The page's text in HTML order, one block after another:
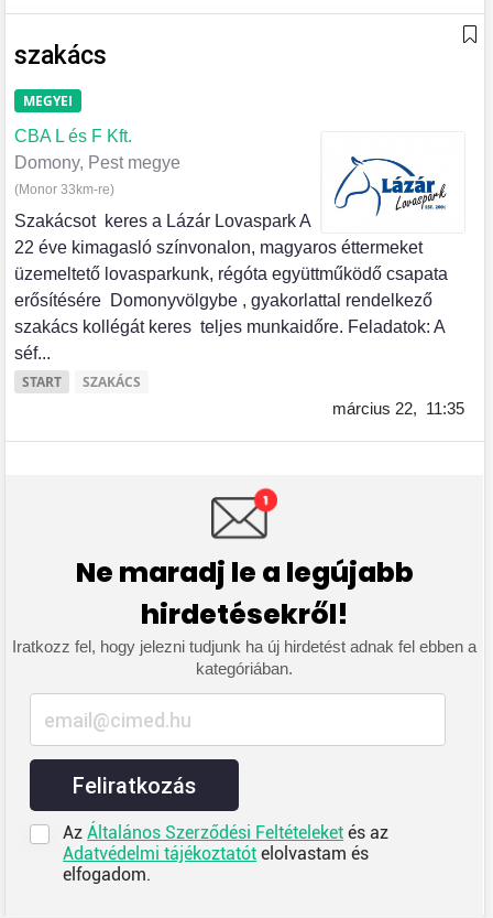
szakács
MEGYEI
CBA L és F Kft.
Domony, Pest megye
(Monor 33km-re)
Szakácsot keres a Lázár Lovaspark A
22 éve kimagasló színvonalon, magyaros éttermeket
üzemeltető lovasparkunk, régóta együttműködő csapata
erősítésére Domonyvölgybe , gyakorlattal rendelkező
szakács kollégát keres teljes munkaidőre. Feladatok: A
séf...
START
SZAKÁCS
március 22, 11:35
Ne maradj le a legújabb
hirdetésekről!
Iratkozz fel, hogy jelezni tudjunk ha új hirdetést adnak fel ebben a
kategóriában.
Feliratkozás
AzÁltalános Szerződési Feltételeket és az
Adatvédelmi tájékoztatót elolvastam és
elfogadom.